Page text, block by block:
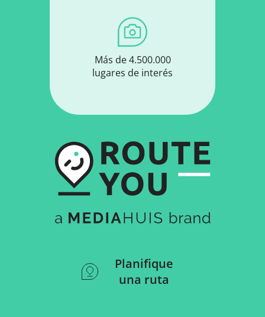
Más de 4.500.000
lugares de interés
Planifique
una ruta